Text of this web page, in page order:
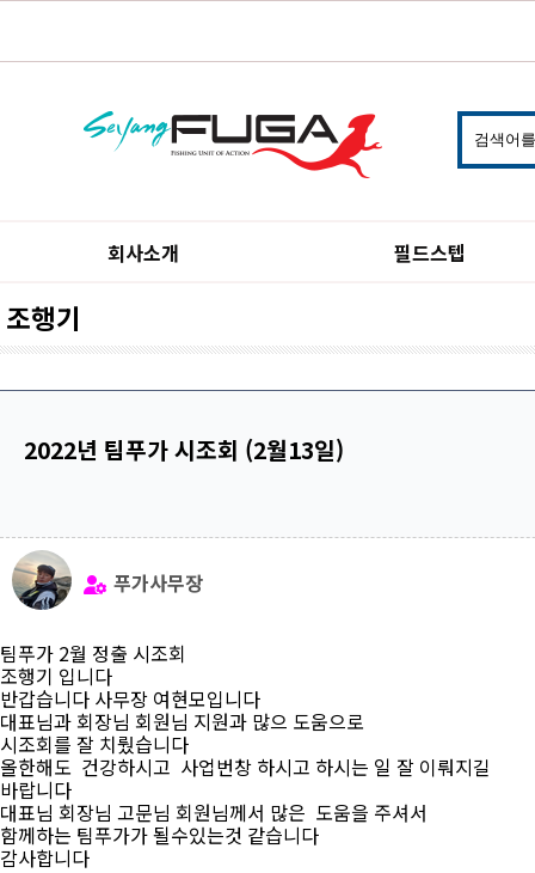
회사소개 필드스텝
조행기
2022년 팀푸가 시조회 (2월13일)
푸가사무장
팀푸가 2월 정출 시조회
조행기 입니다
반갑습니다 사무장 여현모입니다
대표님과 회장님 회원님 지원과 많으 도움으로
시조회를 잘 치뤘습니다
올한해도 건강하시고 사업번창 하시고 하시는 일 잘 이뤄지길
바랍니다
대표님 회장님 고문님 회원님께서 많은 도움을 주셔서
함께하는 팀푸가가 될수있는것 같습니다
감사합니다